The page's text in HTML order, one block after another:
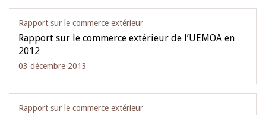
Rapport sur le commerce extérieur
Rapport sur le commerce extérieur de l’UEMOA en
2012
03 décembre 2013
Rapport sur le commerce extérieur